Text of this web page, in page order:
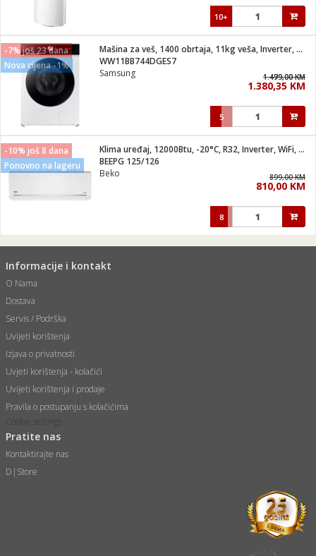
10+
-7% još 23 dana
Nova cijena -1%
Mašina za veš, 1400 obrtaja, 11kg veša, Inverter, WiFi, A
WW11BB744DGES7
Samsung
1.499,00 KM
1.479,00 KM
1.380,35 KM
5
-10% još 8 dana
Ponovno na lageru
Klima uređaj, 12000Btu, -20°C, R32, Inverter, WiFi, A+++/A++
BEEPG 125/126
Beko
899,00 KM
810,00 KM
8
Informacije i kontakt
O Nama
Dostava
Servis / Podrška
Uvijeti korištenja
Izjava o privatnosti
Uvjeti korištenja - kolačići
Uvijeti korištenja i prodaje
Pravila o postupanju s kolačićima
Cookie settings
Pratite nas
Kontaktirajte nas
D|Store